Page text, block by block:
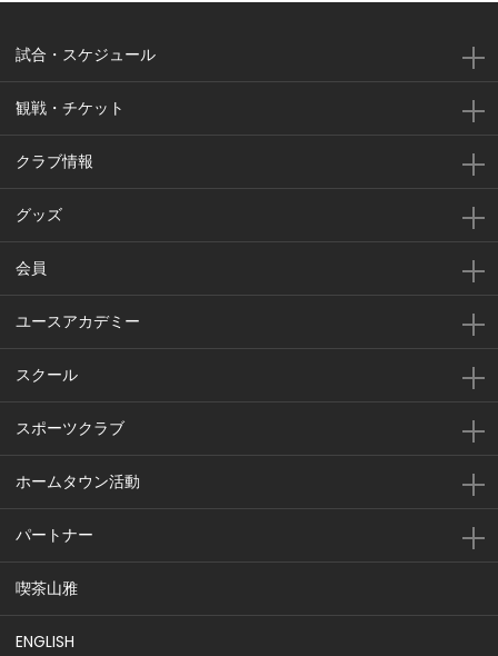
試合・スケジュール
観戦・チケット
クラブ情報
グッズ
会員
ユースアカデミー
スクール
スポーツクラブ
ホームタウン活動
パートナー
喫茶山雅
ENGLISH